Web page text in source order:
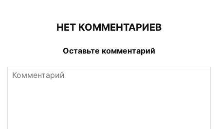
НЕТ КОММЕНТАРИЕВ
Оставьте комментарий